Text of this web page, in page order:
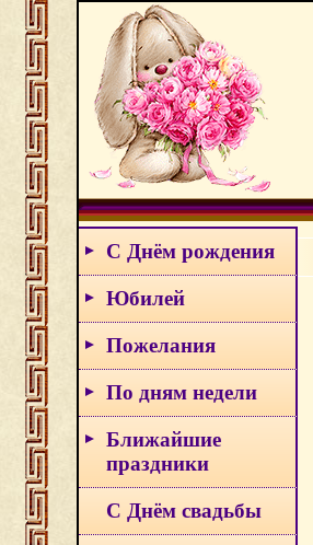
С Днём рождения
Юбилей
Пожелания
По дням недели
Ближайшие
праздники
С Днём свадьбы